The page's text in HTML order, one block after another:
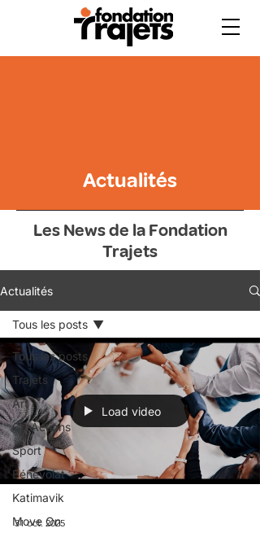
Actualités
Les News de la Fondation
Trajets
Actualités
Tous les posts
Trajets
Art
CréActions
Sport
Bénévolat
Katimavik
Move On
Tous les posts
Load video
31 oct. 2025